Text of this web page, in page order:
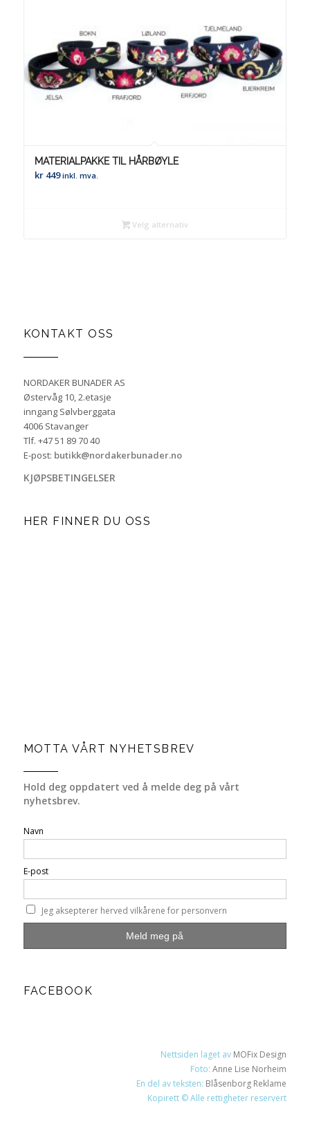
MATERIALPAKKE TIL HÅRBØYLE
kr449 inkl. mva.
Velg alternativ
KONTAKT OSS
NORDAKER BUNADER AS
Østervåg 10, 2.etasje
inngang Sølvberggata
4006 Stavanger
Tlf. +47 51 89 70 40
E-post: butikk@nordakerbunader.no
KJØPSBETINGELSER
HER FINNER DU OSS
MOTTA VÅRT NYHETSBREV
Hold deg oppdatert ved å melde deg på vårt
nyhetsbrev.
Navn
E-post
Jeg aksepterer herved vilkårene for personvern
FACEBOOK
Nettsiden laget av MOFix Design
Foto:Anne Lise Norheim
En del av teksten: Blåsenborg Reklame
Kopirett © Alle rettigheter reservert